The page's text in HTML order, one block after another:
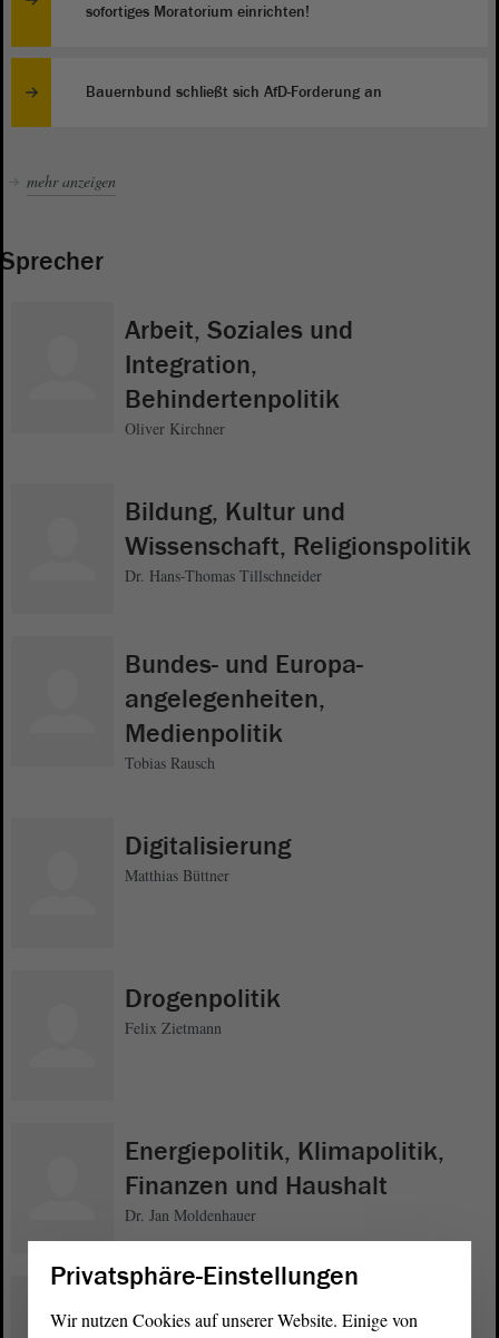
sofortiges Moratorium einrichten!
Bauernbund schließt sich AfD-Forderung an
mehr anzeigen
Sprecher
Arbeit, Soziales und
Integration,
Behindertenpolitik
Oliver Kirchner
Bildung, Kultur und
Wissenschaft, Religionspolitik
Dr. Hans-Thomas Tillschneider
Bundes- und Europa-
angelegenheiten,
Medienpolitik
Tobias Rausch
Digitalisierung
Matthias Büttner
Drogenpolitik
Felix Zietmann
Energiepolitik, Klimapolitik,
Finanzen und Haushalt
Dr. Jan Moldenhauer
Gordon Köhler
Privatsphäre-Einstellungen
Wir nutzen Cookies auf unserer Website. Einige von